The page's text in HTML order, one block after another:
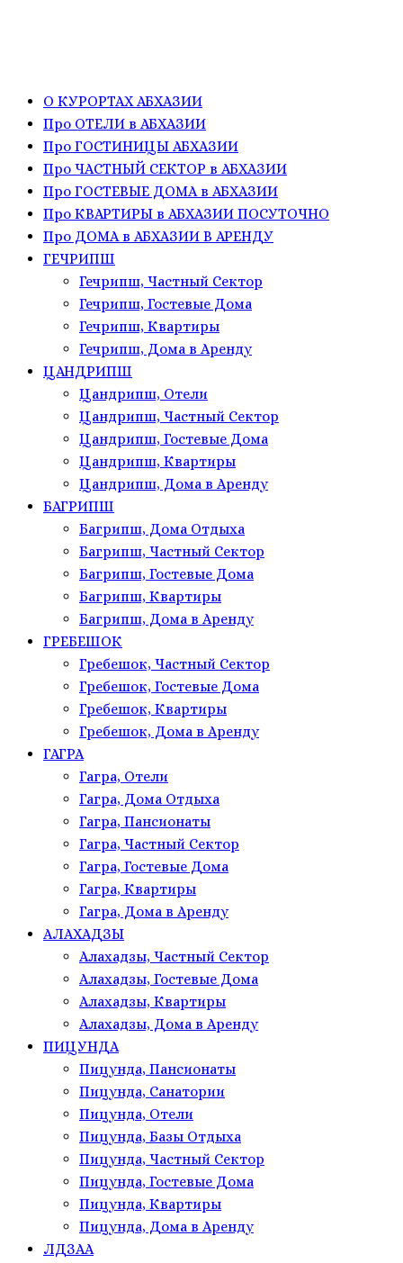
О КУРОРТАХ АБХАЗИИ
Про ОТЕЛИ в АБХАЗИИ
Про ГОСТИНИЦЫ АБХАЗИИ
Про ЧАСТНЫЙ СЕКТОР в АБХАЗИИ
Про ГОСТЕВЫЕ ДОМА в АБХАЗИИ
Про КВАРТИРЫ в АБХАЗИИ ПОСУТОЧНО
Про ДОМА в АБХАЗИИ В АРЕНДУ
ГЕЧРИПШ
Гечрипш, Частный Сектор
Гечрипш, Гостевые Дома
Гечрипш, Квартиры
Гечрипш, Дома в Аренду
ЦАНДРИПШ
Цандрипш, Отели
Цандрипш, Частный Сектор
Цандрипш, Гостевые Дома
Цандрипш, Квартиры
Цандрипш, Дома в Аренду
БАГРИПШ
Багрипш, Дома Отдыха
Багрипш, Частный Сектор
Багрипш, Гостевые Дома
Багрипш, Квартиры
Багрипш, Дома в Аренду
ГРЕБЕШОК
Гребешок, Частный Сектор
Гребешок, Гостевые Дома
Гребешок, Квартиры
Гребешок, Дома в Аренду
ГАГРА
Гагра, Отели
Гагра, Дома Отдыха
Гагра, Пансионаты
Гагра, Частный Сектор
Гагра, Гостевые Дома
Гагра, Квартиры
Гагра, Дома в Аренду
АЛАХАДЗЫ
Алахадзы, Частный Сектор
Алахадзы, Гостевые Дома
Алахадзы, Квартиры
Алахадзы, Дома в Аренду
ПИЦУНДА
Пицунда, Пансионаты
Пицунда, Санатории
Пицунда, Отели
Пицунда, Базы Отдыха
Пицунда, Частный Сектор
Пицунда, Гостевые Дома
Пицунда, Квартиры
Пицунда, Дома в Аренду
ЛДЗАА